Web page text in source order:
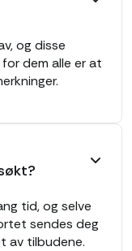
og disse
dem alle er at
tid, og selve
sendes deg
av tilbudene.